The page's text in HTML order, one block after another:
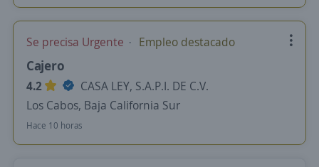
Se precisa Urgente Empleo destacado
Cajero
4.2
CASA LEY, S.A.P.I. DE C.V.
Los Cabos, Baja California Sur
Hace 10 horas